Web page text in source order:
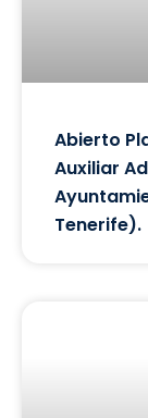
Abierto
Auxiliar
Tenerife).